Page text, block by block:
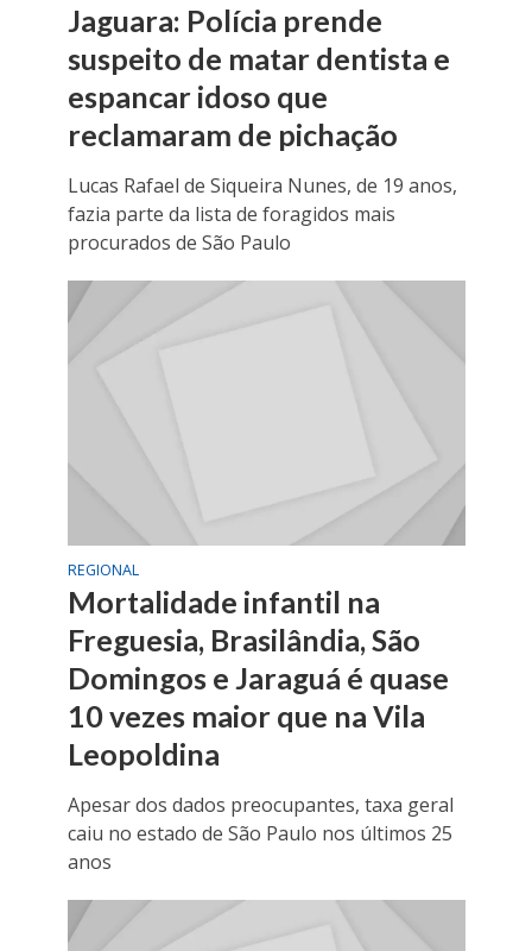
Jaguara: Polícia prende
suspeito de matar dentista e
espancar idoso que
reclamaram de pichação
Lucas Rafael de Siqueira Nunes, de 19 anos,
fazia parte da lista de foragidos mais
procurados de São Paulo
REGIONAL
Mortalidade infantil na
Freguesia, Brasilândia, São
Domingos e Jaraguá é quase
10 vezes maior que na Vila
Leopoldina
Apesar dos dados preocupantes, taxa geral
caiu no estado de São Paulo nos últimos 25
anos